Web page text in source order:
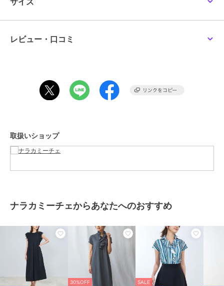
性別タイプ
ー：ポリエステル98%、ポリウレ
タン2%
特徴
無地/フリル/ミドル丈/半袖
無地/フリル/ミドル丈
半袖
LL･13号以上あり/ /ラ
ウンドネック
ミモレ・クロップ
ド・半端丈
/
パーティー・結婚
式・二次会
/
セレモニー・入学
式・卒業式
レビュー・口コミ
取扱いショップ
ナラカミーチェからあなたへのおすすめ
30%OFF
SALE